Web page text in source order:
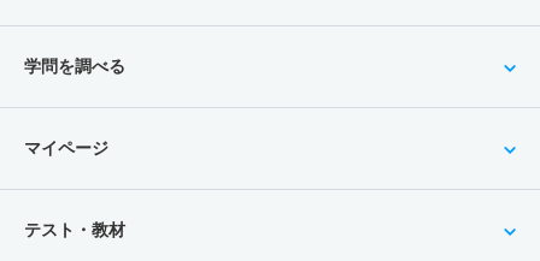
学問を調べる
マイページ
テスト・教材